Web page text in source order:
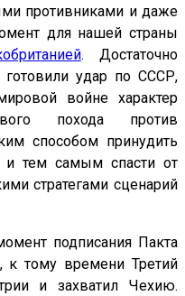
противниками и даже
для нашей страны
. Достаточно
удар по СССР,
войне характер
похода против
способом принудить
и тем самым спасти от
стратегами сценарий
подписания Пакта
тому времени Третий
и захватил Чехию.